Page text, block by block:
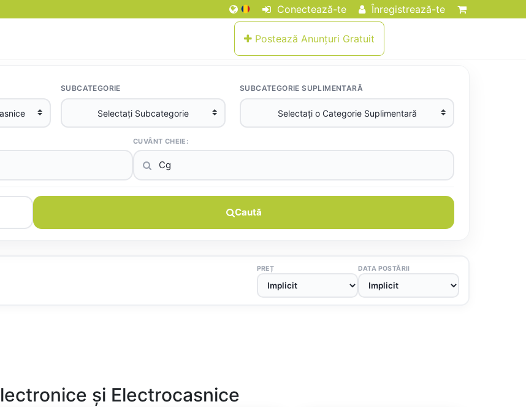
Conectează-te Înregistrează-te
Postează Anunțuri Gratuit
SUBCATEGORIE SUBCATEGORIE SUPLIMENTARĂ
CUVÂNT CHEIE:
Caută
PREȚ DATA POSTĂRII
și Electrocasnice